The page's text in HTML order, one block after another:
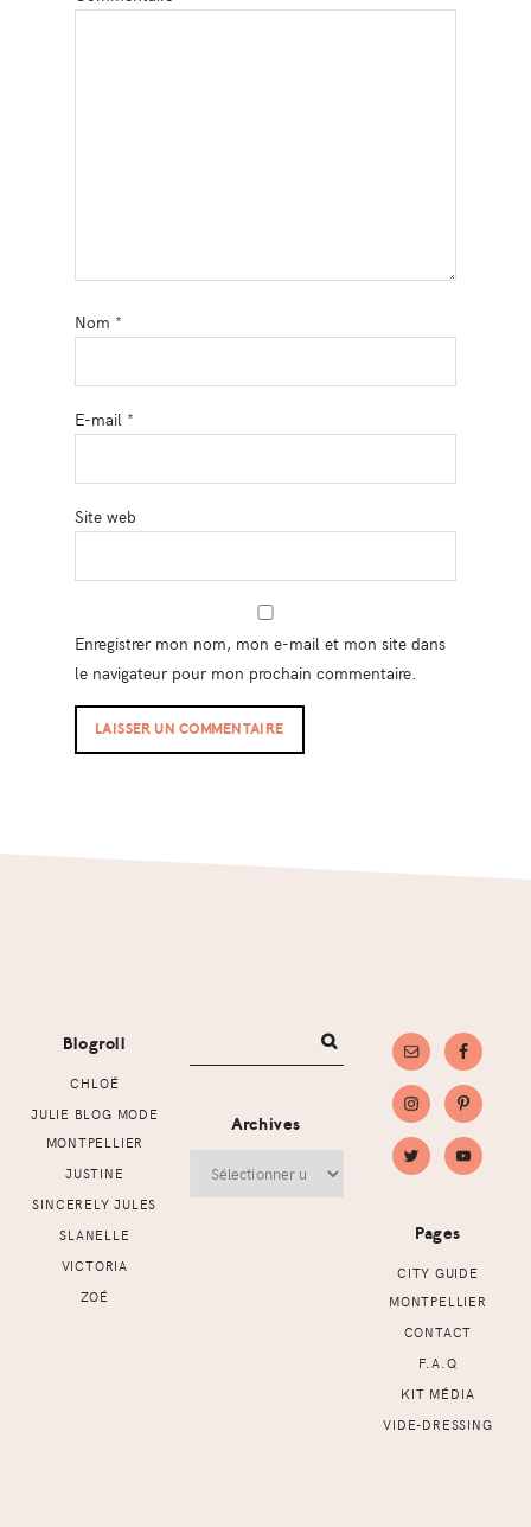
Nom *
E-mail *
Site web
Enregistrer mon nom, mon e-mail et mon site dans
le navigateur pour mon prochain commentaire.
Blogroll
CHLOÉ
JULIE BLOG MODE
MONTPELLIER
JUSTINE
SINCERELY JULES
SLANELLE
VICTORIA
ZOÉ
Archives
Pages
CITY GUIDE
MONTPELLIER
CONTACT
F.A.Q
KIT MÉDIA
VIDE-DRESSING